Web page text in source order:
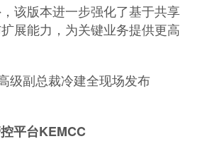
该版本进一步强化了基于共享
展能力，为关键业务提供更高
级副总裁冷建全现场发布
平台KEMCC